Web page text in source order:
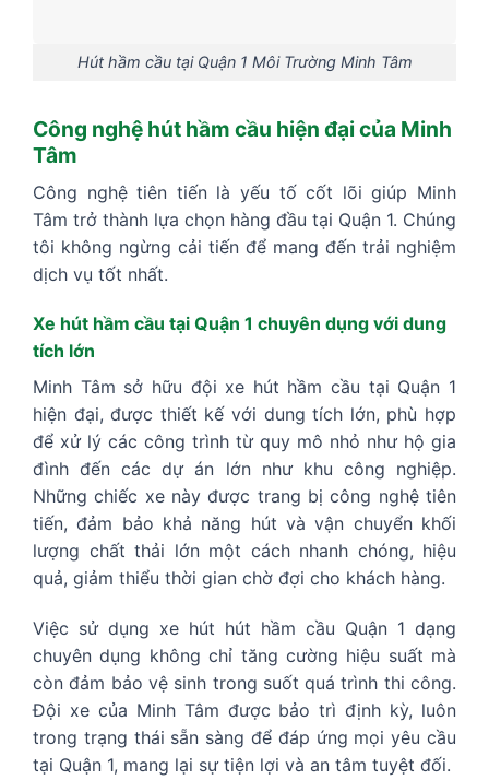
Hút hầm cầu tại Quận 1 Môi Trường Minh Tâm
Công nghệ hút hầm cầu hiện đại của Minh
Tâm
Công nghệ tiên tiến là yếu tố cốt lõi giúp Minh
Tâm trở thành lựa chọn hàng đầu tại Quận 1. Chúng
tôi không ngừng cải tiến để mang đến trải nghiệm
dịch vụ tốt nhất.
Xe hút hầm cầu tại Quận 1 chuyên dụng với dung
tích lớn
Minh Tâm sở hữu đội xe hút hầm cầu tại Quận 1
hiện đại, được thiết kế với dung tích lớn, phù hợp
để xử lý các công trình từ quy mô nhỏ như hộ gia
đình đến các dự án lớn như khu công nghiệp.
Những chiếc xe này được trang bị công nghệ tiên
tiến, đảm bảo khả năng hút và vận chuyển khối
lượng chất thải lớn một cách nhanh chóng, hiệu
quả, giảm thiểu thời gian chờ đợi cho khách hàng.
Việc sử dụng xe hút hút hầm cầu Quận 1 dạng
chuyên dụng không chỉ tăng cường hiệu suất mà
còn đảm bảo vệ sinh trong suốt quá trình thi công.
Đội xe của Minh Tâm được bảo trì định kỳ, luôn
trong trạng thái sẵn sàng để đáp ứng mọi yêu cầu
tại Quận 1, mang lại sự tiện lợi và an tâm tuyệt đối.